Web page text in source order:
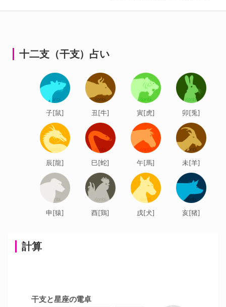
ゲ
計算
干支と星座の電卓
十二支（干支）占い
子[鼠] 丑[牛] 寅[虎] 卯[兎]
辰[龍] 巳[蛇] 午[馬] 未[羊]
申[猿] 酉[鶏] 戌[犬] 亥[猪]